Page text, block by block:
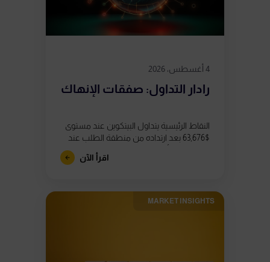
4 أغسطس، 2026
رادار التداول: صفقات الإنهاك
النقاط الرئيسية يتداول البيتكوين عند مستوى
$63,676 بعد ارتداده من منطقة الطلب عند
$62,800، إلا أن ظهور ثلاثة تباعدات هبوطية
اقرأ الآن
MARKET INSIGHTS​